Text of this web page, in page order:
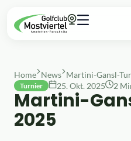
Home News Martini-Gansl-
Turnier 25. Okt. 2025 2
Martini-
2025